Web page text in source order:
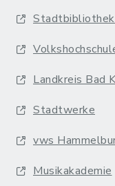
Landkreis Bad
Stadtwerke
vws
Musikakademie